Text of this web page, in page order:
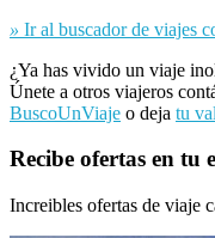
» Ir al buscador de viajes
¿Ya has vivido un viaje
Únete a otros viajeros
BuscoUnViaje o deja tu
Recibe ofertas en tu
Increibles ofertas de viaje